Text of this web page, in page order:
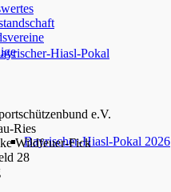
Hiasl-Pokal
Bayrischer-Hiasl-Pokal 2026
e.V.
Ries
Wildfeuer-Fick
28